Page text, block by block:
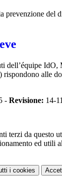
prevenzione del
dell’équipe
alle
- Revisione: 14-
terzi da questo
ed utili
i cookies